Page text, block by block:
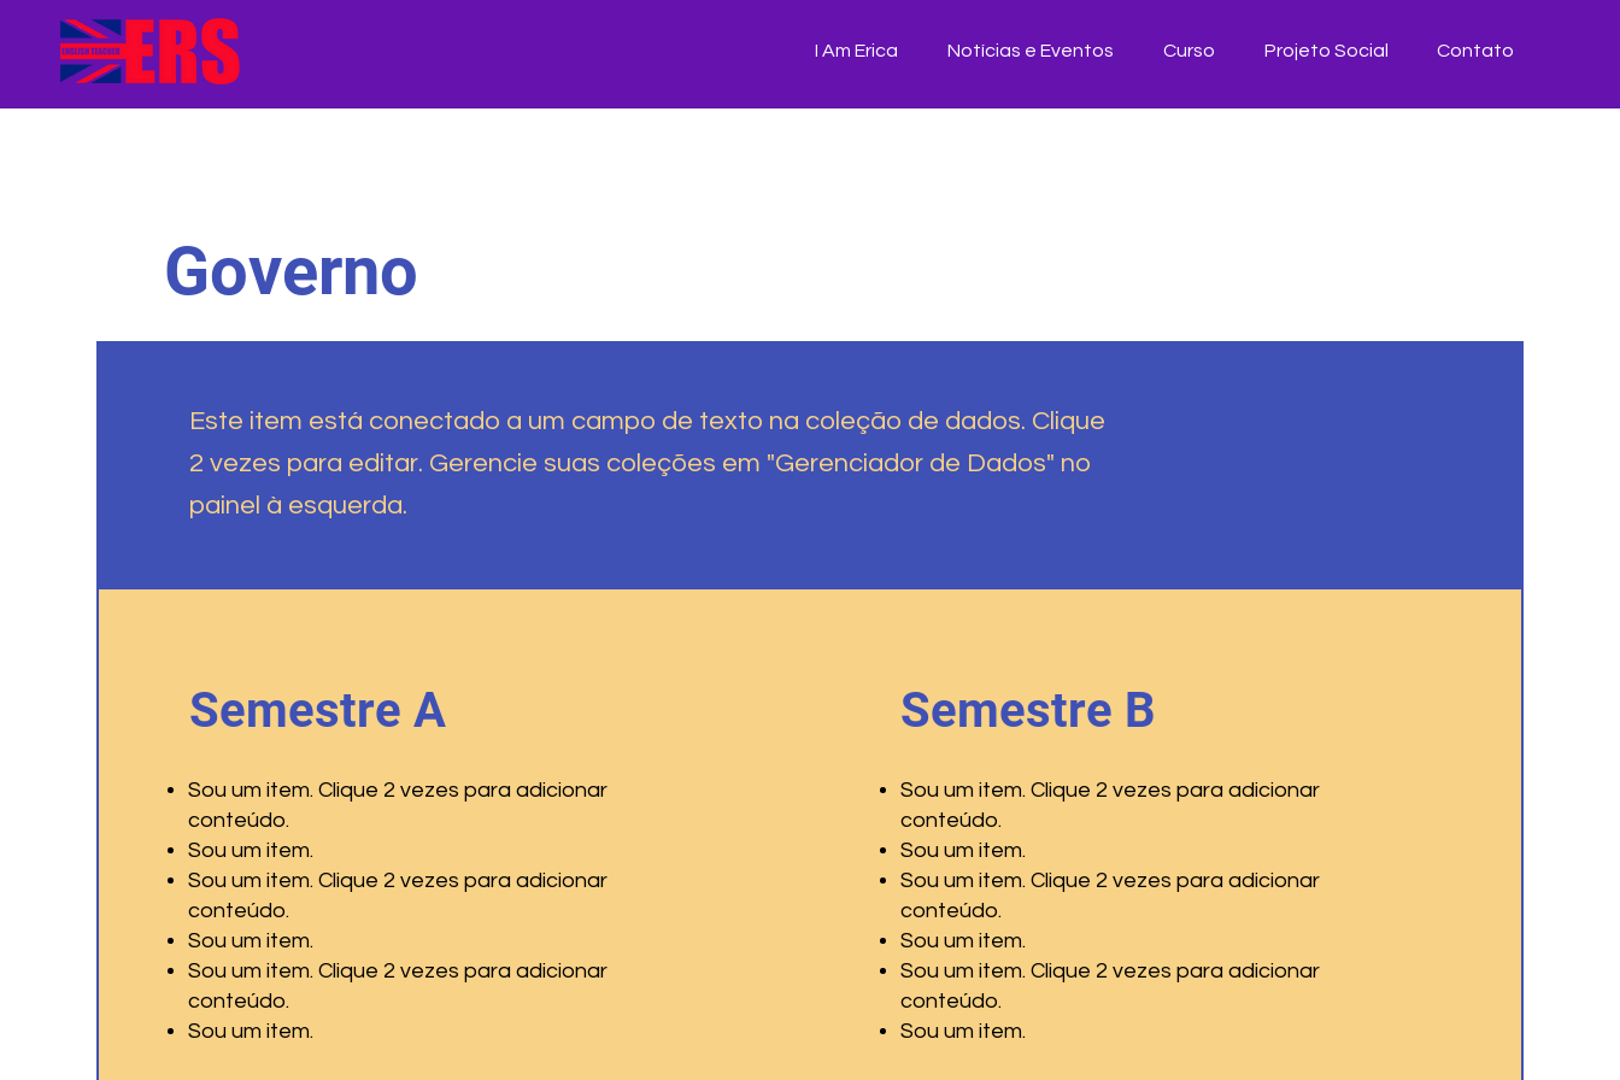
I Am Erica Notícias e Eventos Curso Projeto Social Contato
Governo
Este item está conectado a um campo de texto na coleção de dados. Clique
2 vezes para editar. Gerencie suas coleções em "Gerenciador de Dados" no
painel à esquerda.
Semestre A
Sou um item. Clique 2 vezes para adicionar
conteúdo.
Sou um item.
Sou um item. Clique 2 vezes para adicionar
conteúdo.
Sou um item.
Sou um item. Clique 2 vezes para adicionar
conteúdo.
Sou um item.
Semestre B
Sou um item. Clique 2 vezes para adicionar
conteúdo.
Sou um item.
Sou um item. Clique 2 vezes para adicionar
conteúdo.
Sou um item.
Sou um item. Clique 2 vezes para adicionar
conteúdo.
Sou um item.